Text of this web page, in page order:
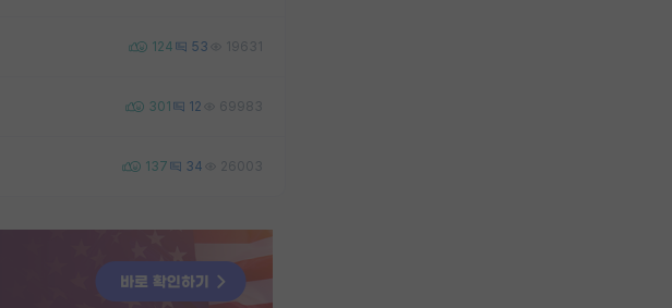
124 53 19631
301 12 69983
137 34 26003